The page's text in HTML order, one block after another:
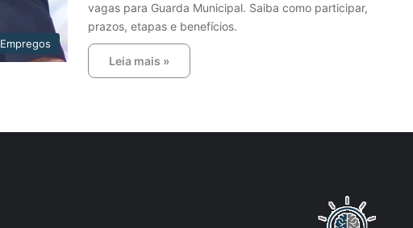
Empregos
vagas para Guarda Municipal. Saiba como participar,
prazos, etapas e benefícios.
Leia mais »